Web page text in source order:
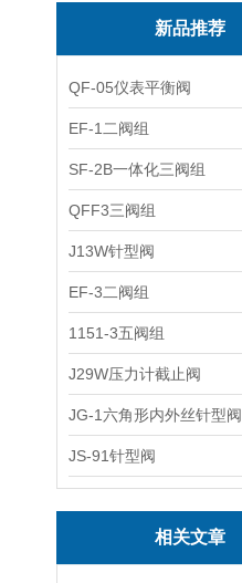
新品推荐
QF-05仪表平衡阀
EF-1二阀组
SF-2B一体化三阀组
QFF3三阀组
J13W针型阀
EF-3二阀组
1151-3五阀组
J29W压力计截止阀
JG-1六角形内外丝针型阀
JS-91针型阀
相关文章